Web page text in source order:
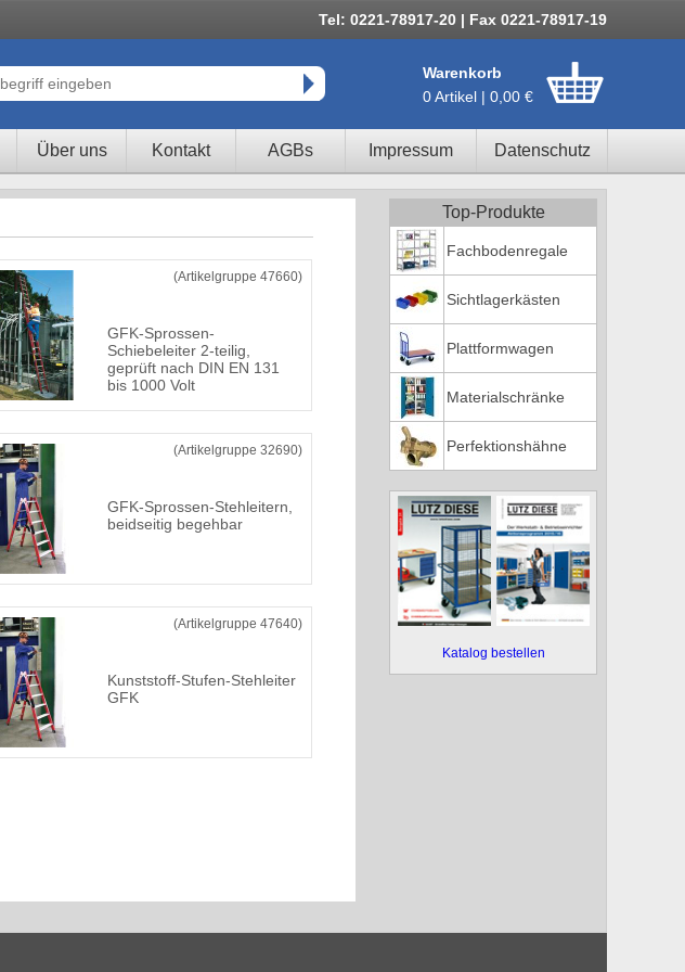
Tel: 0221-78917-20 | Fax 0221-78917-19
Warenkorb
0 Artikel | 0,00 €
Über uns Kontakt AGBs Impressum Datenschutz
(Artikelgruppe 47660)
GFK-Sprossen-
Schiebeleiter 2-teilig,
geprüft nach DIN EN 131
bis 1000 Volt
(Artikelgruppe 32690)
GFK-Sprossen-Stehleitern,
beidseitig begehbar
(Artikelgruppe 47640)
Kunststoff-Stufen-Stehleiter
GFK
Top-Produkte
Fachbodenregale
Sichtlagerkästen
Plattformwagen
Materialschränke
Perfektionshähne
Katalog bestellen